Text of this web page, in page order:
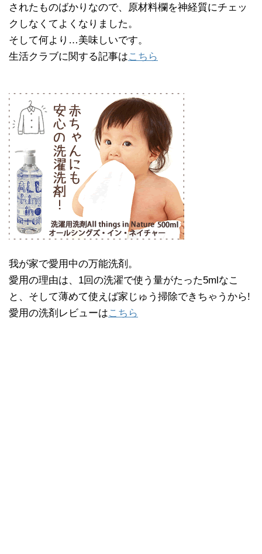
されたものばかりなので、原材料欄を神経質にチェッ
クしなくてよくなりました。
そして何より…美味しいです。
生活クラブに関する記事はこちら
我が家で愛用中の万能洗剤。
愛用の理由は、1回の洗濯で使う量がたった5mlなこ
と、そして薄めて使えば家じゅう掃除できちゃうから!
愛用の洗剤レビューはこちら